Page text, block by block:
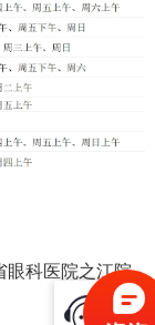
眼科医院之江院